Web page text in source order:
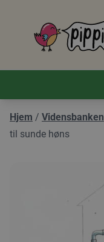
Pippifoder logo
Hjem / Vidensbanken
til sunde høns